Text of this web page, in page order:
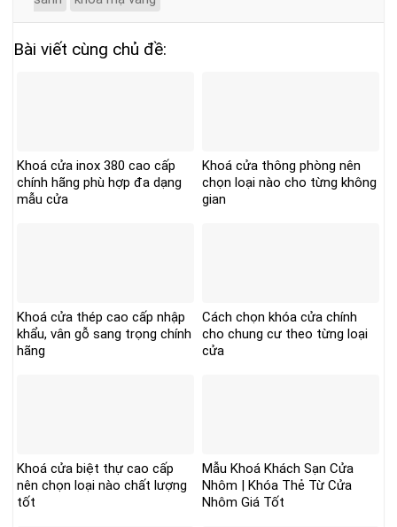
Bài viết cùng chủ đề:
Khoá cửa inox 380 cao cấp
chính hãng phù hợp đa dạng
mẫu cửa
Khoá cửa thông phòng nên
chọn loại nào cho từng không
gian
Khoá cửa thép cao cấp nhập
khẩu, vân gỗ sang trọng chính
hãng
Cách chọn khóa cửa chính
cho chung cư theo từng loại
cửa
Khoá cửa biệt thự cao cấp
nên chọn loại nào chất lượng
tốt
Mẫu Khoá Khách Sạn Cửa
Nhôm | Khóa Thẻ Từ Cửa
Nhôm Giá Tốt